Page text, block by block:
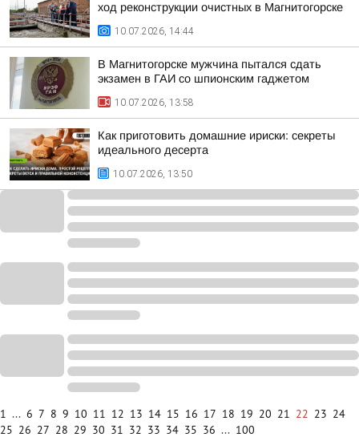
ход реконструкции очистных в Магнитогорске
10.07.2026, 14:44
В Магнитогорске мужчина пытался сдать
экзамен в ГАИ со шпионским гаджетом
10.07.2026, 13:58
Как приготовить домашние ириски: секреты
идеального десерта
10.07.2026, 13:50
1 ... 6 7 8 9 10 11 12 13 14 15 16 17 18 19 20 21 22 23 24
25 26 27 28 29 30 31 32 33 34 35 36 ... 100